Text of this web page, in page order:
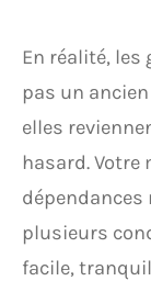
En réalité,
pas un
elles
hasard.
plusieurs
facile,